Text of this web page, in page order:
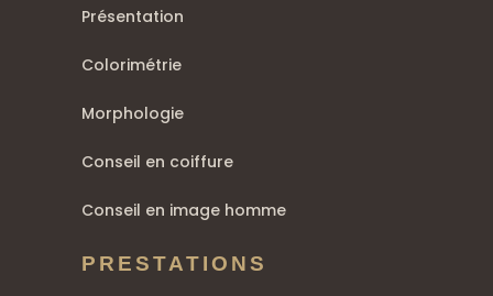
Présentation
Colorimétrie
Morphologie
Conseil en coiffure
Conseil en image homme
PRESTATIONS